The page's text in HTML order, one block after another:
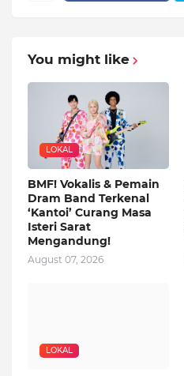
You might like
LOKAL
BMF! Vokalis & Pemain
Dram Band Terkenal
‘Kantoi’ Curang Masa
Isteri Sarat
Mengandung!
August 07, 2026
LOKAL